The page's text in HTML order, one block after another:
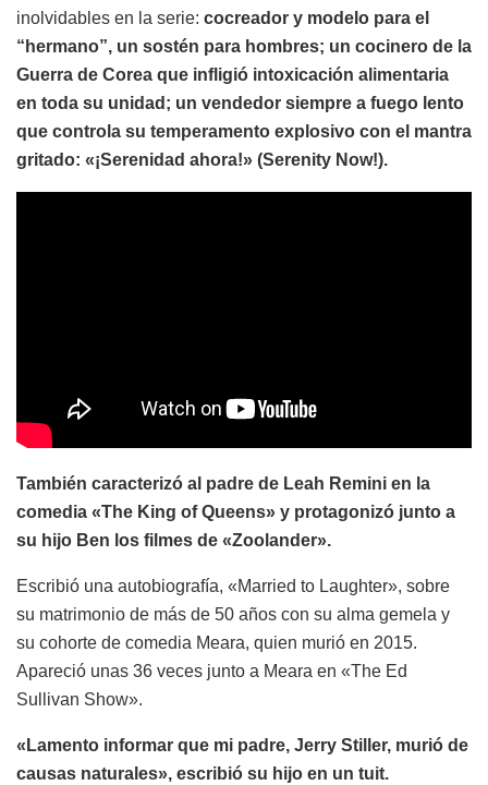
inolvidables en la serie: cocreador y modelo para el
“hermano”, un sostén para hombres; un cocinero de la
Guerra de Corea que infligió intoxicación alimentaria
en toda su unidad; un vendedor siempre a fuego lento
que controla su temperamento explosivo con el mantra
gritado: «¡Serenidad ahora!» (Serenity Now!).
También caracterizó al padre de Leah Remini en la
comedia «The King of Queens» y protagonizó junto a
su hijo Ben los filmes de «Zoolander».
Escribió una autobiografía, «Married to Laughter», sobre
su matrimonio de más de 50 años con su alma gemela y
su cohorte de comedia Meara, quien murió en 2015.
Apareció unas 36 veces junto a Meara en «The Ed
Sullivan Show».
«Lamento informar que mi padre, Jerry Stiller, murió de
causas naturales», escribió su hijo en un tuit.